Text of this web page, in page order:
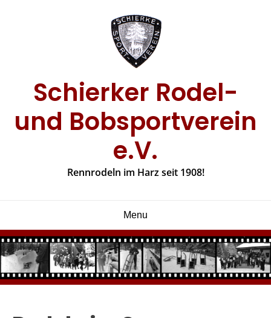
Schierker Rodel-
und Bobsportverein
e.V.
Rennrodeln im Harz seit 1908!
Menu